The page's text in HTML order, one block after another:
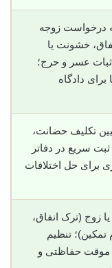
درخواست زوجه
خشونت یا
عسر و حرج؛
دادگاه
تکلیف حضانت،
سریع در دفاتر
برای حل اختلافات
زوج (ترک انفاق،
تنظیم
موقت حفاظتی و